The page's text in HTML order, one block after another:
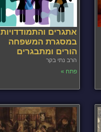
אתגרים והתמודדויות
במסגרת המשפחה
הורים ומתבגרים
הרב נתי בקר
פתח »